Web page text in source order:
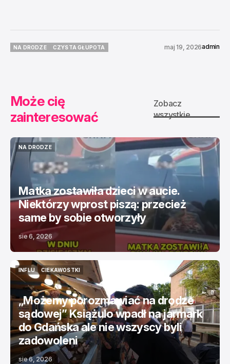
NA DRODZE
CZYSTA GŁUPOTA
maj 19, 2026admin
Może cię
zainteresować
Zobacz
wszystkie
NA DRODZE
NA DRODZE
Matka zostawiła dzieci w aucie.
Niektórzy wprost piszą: przecież
same by sobie otworzyły
sie 6, 2026
INFLU
INFLU
CIEKAWOSTKI
CIEKAWOSTKI
„Możemy porozmawiać na drodze
sądowej” Książulo wpadł na jarmark
do Gdańska ale nie wszyscy byli
zadowoleni
sie 6, 2026